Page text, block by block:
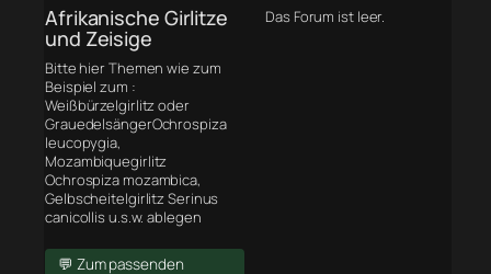
Afrikanische Girlitze
und Zeisige
Bitte hier Themen wie zum
Beispiel zum :
Weißbürzelgirlitz oder
GrauedelsängerOchrospiza
leucopygia,
Mozambiquegirlitz
Ochrospiza mozambica,
Gelbscheitelgirlitz Serinus
canicollis u.s.w. ablegen
💬 Zum passenden
Das Forum ist leer.